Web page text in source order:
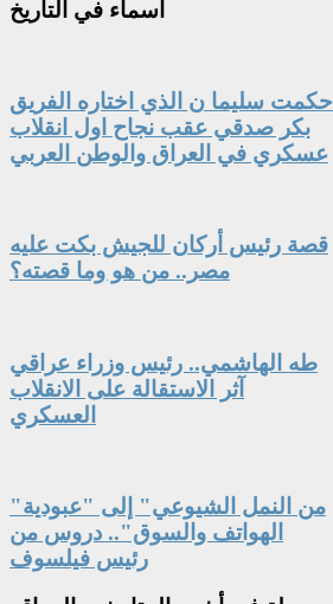
أسماء في التأريخ
حكمت سليما ن الذي اختاره الفريق
بكر صدقي عقب نجاح اول انقلاب
عسكري في العراق والوطن العربي
قصة رئيس أركان للجيش بكت عليه
مصر.. من هو وما قصته؟
طه الهاشمي.. رئيس وزراء عراقي
آثر الاستقالة على الانقلاب
العسكري
"من النمل الشيوعي" إلى "عبودية
الهواتف والسوق".. دروس من
رئيس فيلسوف